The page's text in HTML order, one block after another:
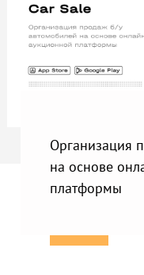
Организация
на основе
платформы